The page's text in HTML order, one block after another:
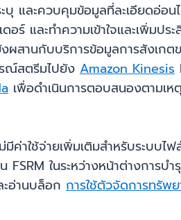
และควบคุมข้อมูลที่ละเอียดอ่อ
ดอร์ และทำความเข้าใจและเ
สานกับบริการข้อมูลการสังเก
ณ์สตรีมไปยัง Amazon Kinesis
เพื่อดำเนินการตอบสนองตามเ
ค่าใช้จ่ายเพิ่มเติมสำหรับระบบไฟ
ในระหว่างหน้าต่างการบ
อ่านบล็อก การใช้ตัวจัดการทรัพ